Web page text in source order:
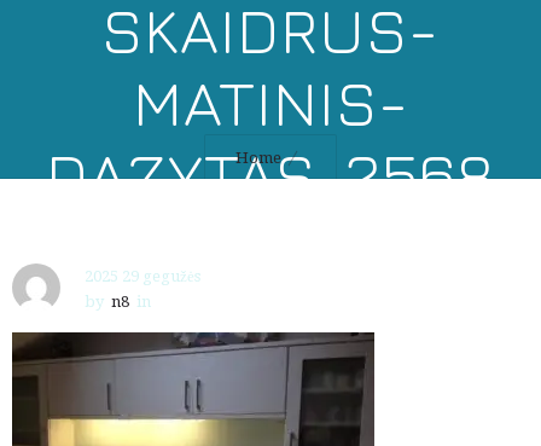
SKAIDRUS-
MATINIS-
DAZYTAS-2568
Home
2025 29 gegužės
by n8 in